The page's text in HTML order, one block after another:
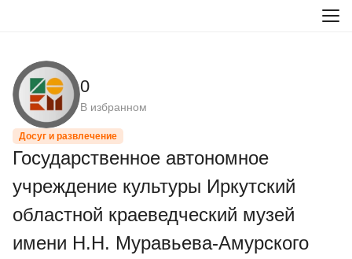
0
В избранном
Досуг и развлечение
Государственное автономное
учреждение культуры Иркутский
областной краеведческий музей
имени Н.Н. Муравьева-Амурского